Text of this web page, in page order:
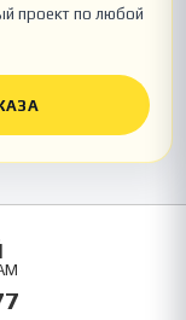
проект по любой